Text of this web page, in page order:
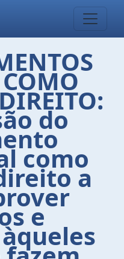
do
como
a
e